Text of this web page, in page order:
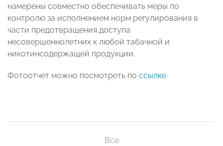
намерены совместно обеспечивать меры по
контролю за исполнением норм регулирования в
части предотвращения доступа
несовершеннолетних к любой табачной и
никотинсодержащей продукции.
Фотоотчет можно посмотреть по ссылке.
Все